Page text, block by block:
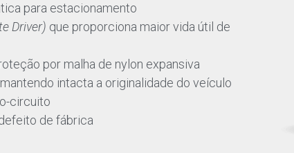
para estacionamento
Driver) que proporciona maior vida útil de
por malha de nylon expansiva
mantendo intacta a originalidade do veículo
circuito
de fábrica